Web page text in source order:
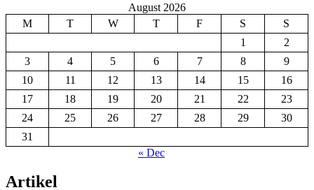
August 2026
M
T W T F S
S
1
2
3
4 5 6 7 8
9
10
11 12 13 14 15
16
17
18 19 20 21 22
23
24
25 26 27 28 29
30
31
« Dec
Artikel